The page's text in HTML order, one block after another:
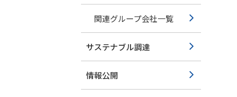
関連グループ会社一覧
サステナブル調達
情報公開